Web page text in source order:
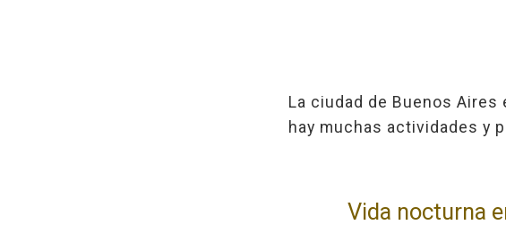
La ciudad de Buenos
hay muchas actividades y
Vida nocturna